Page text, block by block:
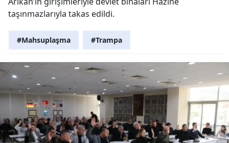
taşınmazlarıyla takas edildi.
#Mahsuplaşma #Trampa